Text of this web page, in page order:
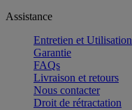
Assistance
Entretien et Utilisation
Garantie
FAQs
Livraison et retours
Nous contacter
Droit de rétractation